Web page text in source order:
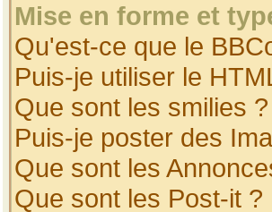
Mise en forme et
Qu'est-ce que le
Puis-je utiliser le
Que sont les smilies ?
Puis-je poster des
Que sont les
Que sont les Post-it ?